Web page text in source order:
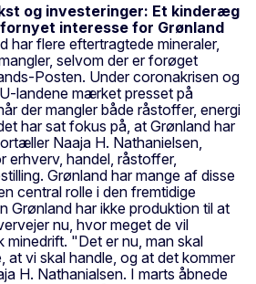
og investeringer: Et kinderæg
interesse for Grønland
har flere eftertragtede mineraler,
selvom der er forøget
Posten. Under coronakrisen og
landene mærket presset på
der mangler både råstoffer, energi
har sat fokus på, at Grønland har
Naaja H. Nathanielsen,
erhverv, handel, råstoffer,
Grønland har mange af disse
central rolle i den fremtidige
Grønland har ikke produktion til at
nu, hvor meget de vil
minedrift. "Det er nu, man skal
at vi skal handle, og at det kommer
H. Nathanialsen. I marts åbnede